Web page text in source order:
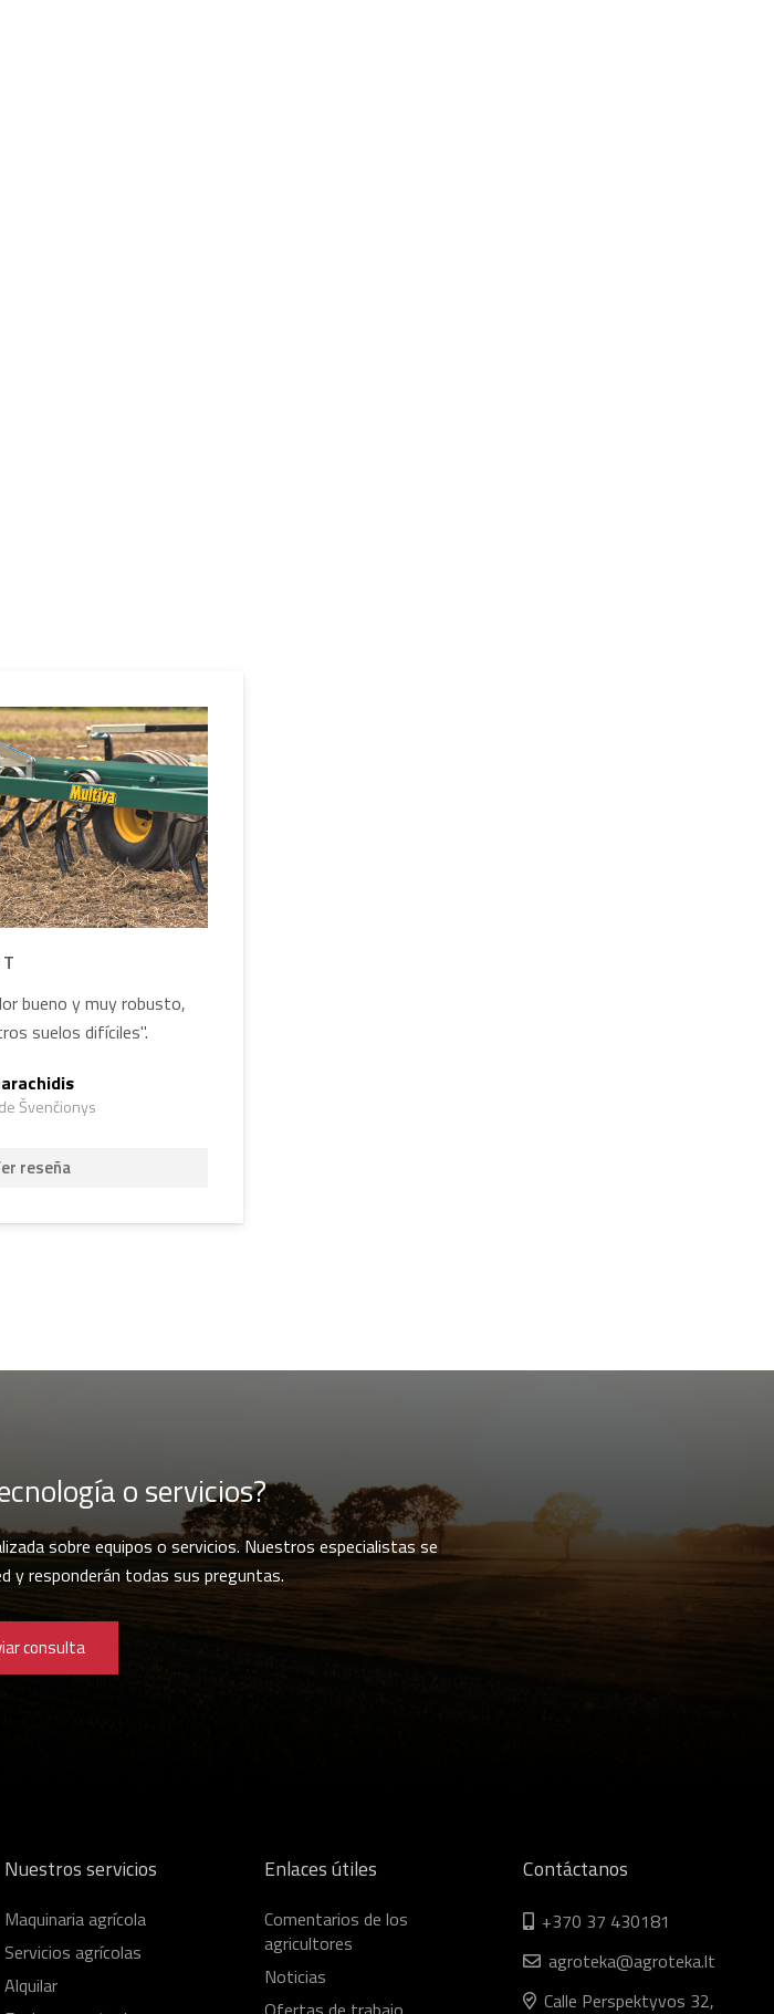
bueno y muy robusto,
suelos difíciles".
Švenčionys
reseña
o servicios?
sobre equipos o servicios. Nuestros especialistas se
y responderán todas sus preguntas.
consulta
Nuestros servicios
Maquinaria agrícola
Servicios agrícolas
Alquilar
Enlaces útiles
Comentarios de los
agricultores
Noticias
Contáctanos
+370 37 430181
agroteka@agroteka.lt
Calle Perspektyvos 32,